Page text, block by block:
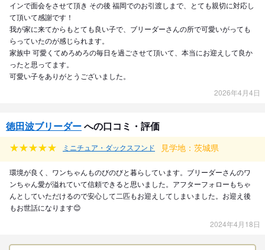
インで面会をさせて頂き その後 福岡でのお引渡しまで、とても親切に対応し
て頂いて感謝です！
我が家に来てからもとても良い子で、ブリーダーさんの所で可愛いがっても
らっていたのが感じられます。
家族中 可愛くてめろめろの毎日を過ごさせて頂いて、本当にお迎えして良か
ったと思ってます。
可愛い子をありがとうございました。
2026年4月4日
徳田波ブリーダーへの口コミ・評価
ミニチュア・ダックスフンド 見学地：茨城県
環境が良く、ワンちゃんものびのびと暮らしています。ブリーダーさんのワ
ンちゃん愛が溢れていて信頼できると思いました。アフターフォローもちゃ
んとしていただけるので安心して二匹もお迎えしてしまいました。お迎え後
もお世話になります😊
2024年4月18日